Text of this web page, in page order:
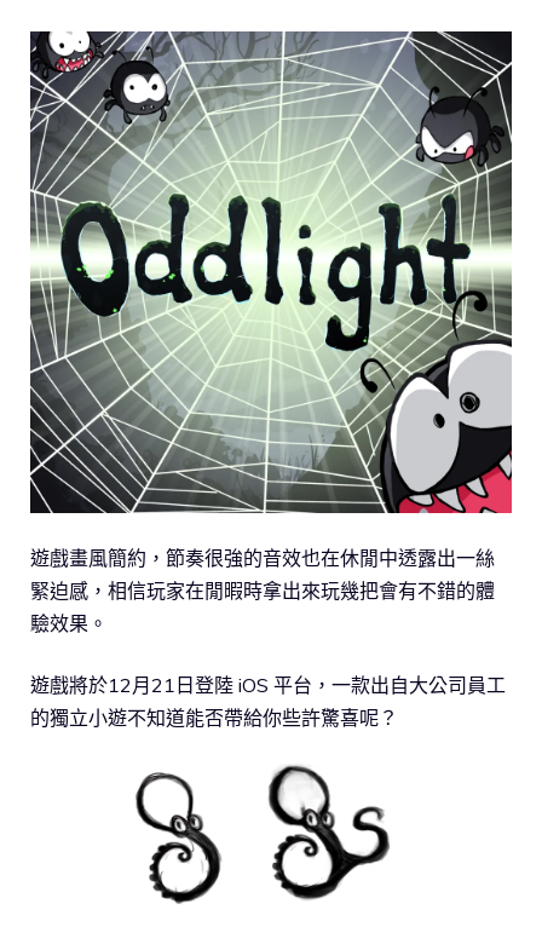
遊戲畫風簡約，節奏很強的音效也在休閒中透露出一絲
緊迫感，相信玩家在閒暇時拿出來玩幾把會有不錯的體
驗效果。
遊戲將於12月21日登陸 iOS 平台，一款出自大公司員工
的獨立小遊不知道能否帶給你些許驚喜呢？